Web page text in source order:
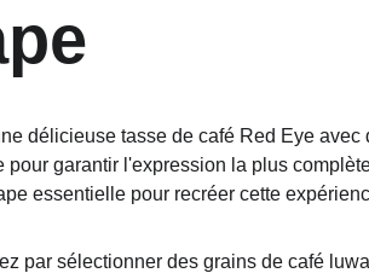
délicieuse tasse de café Red Eye
pour garantir l'expression la plus
essentielle pour recréer cette
par sélectionner des grains de café